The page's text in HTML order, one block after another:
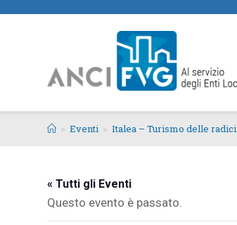
> Eventi > Italea – Turismo delle
« Tutti gli Eventi
Questo evento è passato.